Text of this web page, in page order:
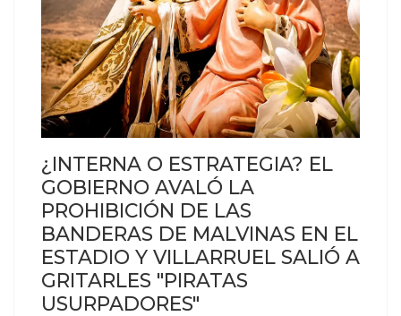
¿INTERNA O ESTRATEGIA? EL
GOBIERNO AVALÓ LA
PROHIBICIÓN DE LAS
BANDERAS DE MALVINAS EN EL
ESTADIO Y VILLARRUEL SALIÓ A
GRITARLES "PIRATAS
USURPADORES"